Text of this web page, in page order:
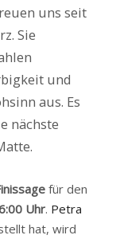
uns seit
Sie
und
aus. Es
nächste
für den
Uhr. Petra
hat, wird